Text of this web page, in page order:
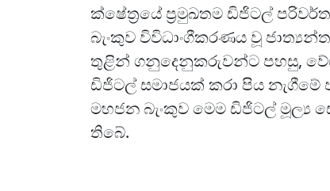
ක්ෂේත‍්‍රයේ ප‍්‍රමුඛතම ඩිජිටල්
බැංකුව විවිධාංගීකරණය වූ
තුළින් ගනුදෙනුකරුවන්ට පහසු,
ඩිජිටල් සමාජයක් කරා පිය
මහජන බැංකුව මෙම ඩිජිටල් මූල්‍ය
තිබේ.